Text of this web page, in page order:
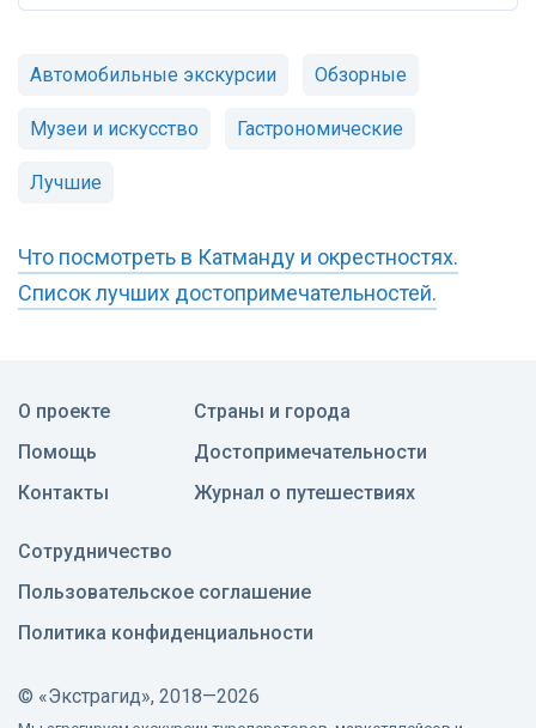
Автомобильные экскурсии Обзорные
Музеи и искусство Гастрономические
Лучшие
Что посмотреть в Катманду и окрестностях.
Список лучших достопримечательностей.
О проекте
Помощь
Контакты
Страны и города
Достопримечательности
Журнал о путешествиях
Сотрудничество
Пользовательское соглашение
Политика конфиденциальности
© «Экстрагид», 2018—2026